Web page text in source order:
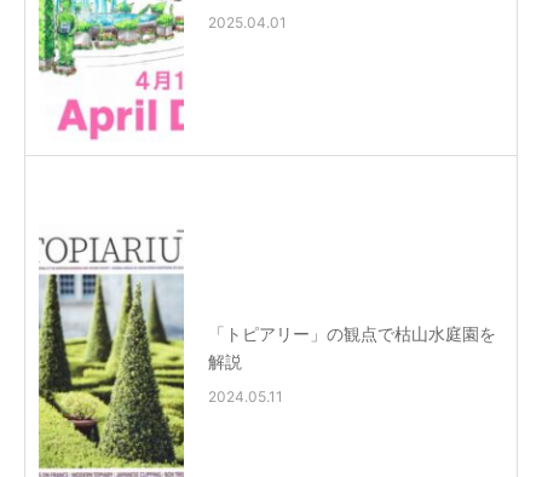
2025.04.01
「トピアリー」の観点で枯山水庭園を
解説
2024.05.11